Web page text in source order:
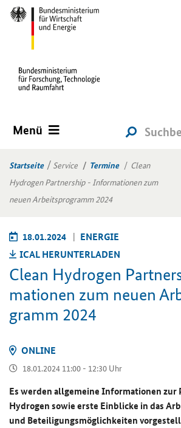
Menü
Startseite Service Termine
Clean
Hydrogen Partnership - Informationen zum
neuen Arbeitsprogramm 2024
18.01.2024
EN­ER­GIE
ICAL HER­UN­TER­LA­DEN
Clean Hy­dro­gen
ma­tio­nen zum neuen
gramm 2024
ON­LINE
18.01.2024 11:00 - 12:30 Uhr
Es wer­den all­ge­mei­ne In­for­ma­tio­nen zur
Hydrogensowie erste Ein­bli­cke in das
und Be­tei­li­gungs­mög­lich­kei­ten